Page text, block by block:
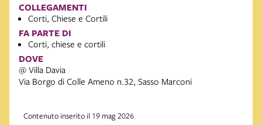
COLLEGAMENTI
Corti, Chiese e Cortili
FA PARTE DI
Corti, chiese e cortili
DOVE
@ Villa Davia
Via Borgo di Colle Ameno n.32, Sasso Marconi
Contenuto inserito il 19 mag 2026